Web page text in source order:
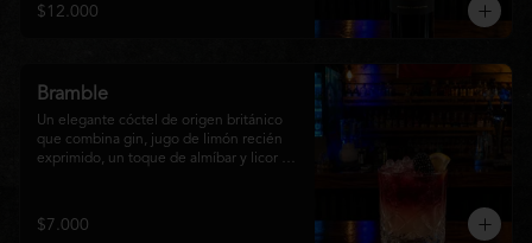
$12.000
Bramble
Un elegante cóctel de origen británico
que combina gin, jugo de limón recién
exprimido, un toque de almíbar y licor de
dulzor y acidez, es una opción sofisticada
para disfrutar en cualquier momento y
$7.000